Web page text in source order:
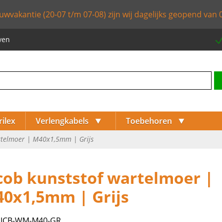
(20-07 t/m 07-08) zijn wij dagelijks geopend van
Verlengkabels ⯆ Toebehoren ⯆
| M40x1,5mm | Grijs
kunststof wartelmoer |
| Grijs